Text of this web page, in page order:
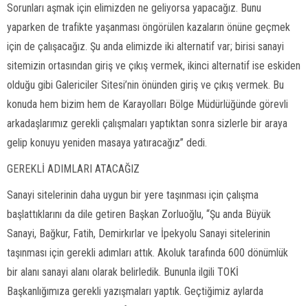
Sorunları aşmak için elimizden ne geliyorsa yapacağız. Bunu
yaparken de trafikte yaşanması öngörülen kazaların önüne geçmek
için de çalışacağız. Şu anda elimizde iki alternatif var; birisi sanayi
sitemizin ortasından giriş ve çıkış vermek, ikinci alternatif ise eskiden
olduğu gibi Galericiler Sitesi’nin önünden giriş ve çıkış vermek. Bu
konuda hem bizim hem de Karayolları Bölge Müdürlüğünde görevli
arkadaşlarımız gerekli çalışmaları yaptıktan sonra sizlerle bir araya
gelip konuyu yeniden masaya yatıracağız” dedi.
GEREKLİ ADIMLARI ATACAĞIZ
Sanayi sitelerinin daha uygun bir yere taşınması için çalışma
başlattıklarını da dile getiren Başkan Zorluoğlu, “Şu anda Büyük
Sanayi, Bağkur, Fatih, Demirkırlar ve İpekyolu Sanayi sitelerinin
taşınması için gerekli adımları attık. Akoluk tarafında 600 dönümlük
bir alanı sanayi alanı olarak belirledik. Bununla ilgili TOKİ
Başkanlığımıza gerekli yazışmaları yaptık. Geçtiğimiz aylarda